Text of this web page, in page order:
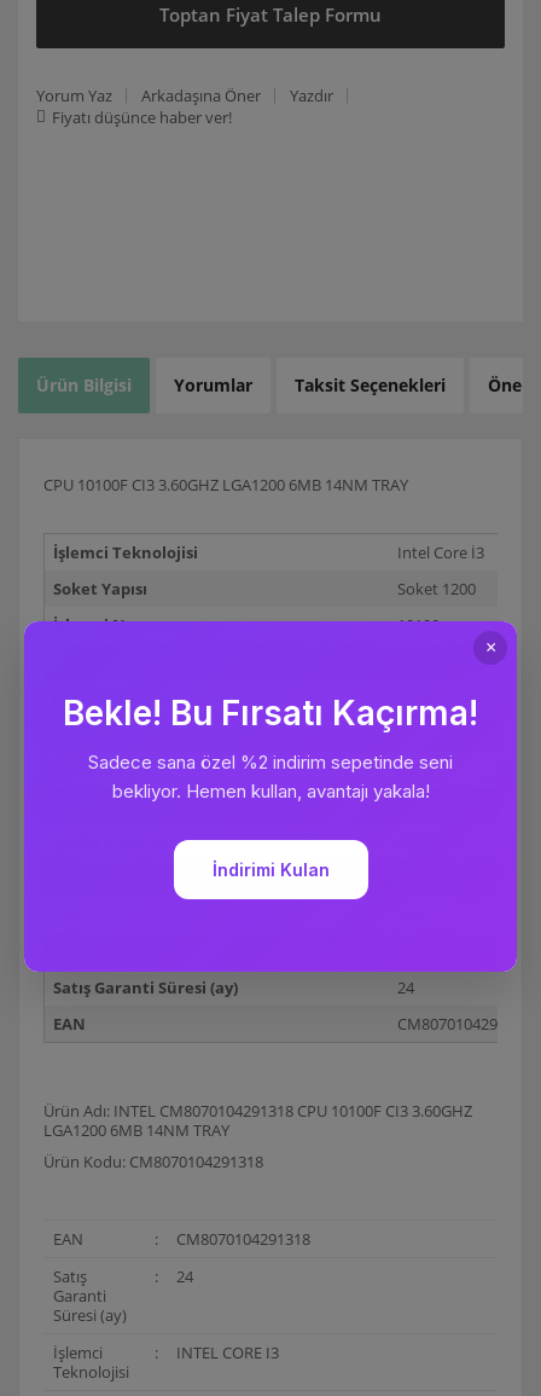
Toptan Fiyat Talep Formu
Yorum Yaz Arkadaşına Öner
Yazdır
Fiyatı düşünce haber ver!
Ürün Bilgisi Yorumlar Taksit Seçenekleri
CPU 10100F CI3 3.60GHZ LGA1200 6MB 14NM TRAY
İşlemci Teknolojisi
Intel Core İ3
Soket Yapısı
Soket 1200
İşlemci Numarası
10100
Çekirdek Sayısı
4 Çekirdekli
L3 Bellek
6 MB
Turbo Boost Hızı
Satış Garanti Süresi (ay)
24
EAN
CM8070104291318
Ürün Adı: INTEL CM8070104291318 CPU 10100F CI3 3.60GHZ
LGA1200 6MB 14NM TRAY
Ürün Kodu: CM8070104291318
EAN :
CM8070104291318
Satış
Garanti
Süresi (ay)
: 24
İşlemci
Teknolojisi
: INTEL CORE I3